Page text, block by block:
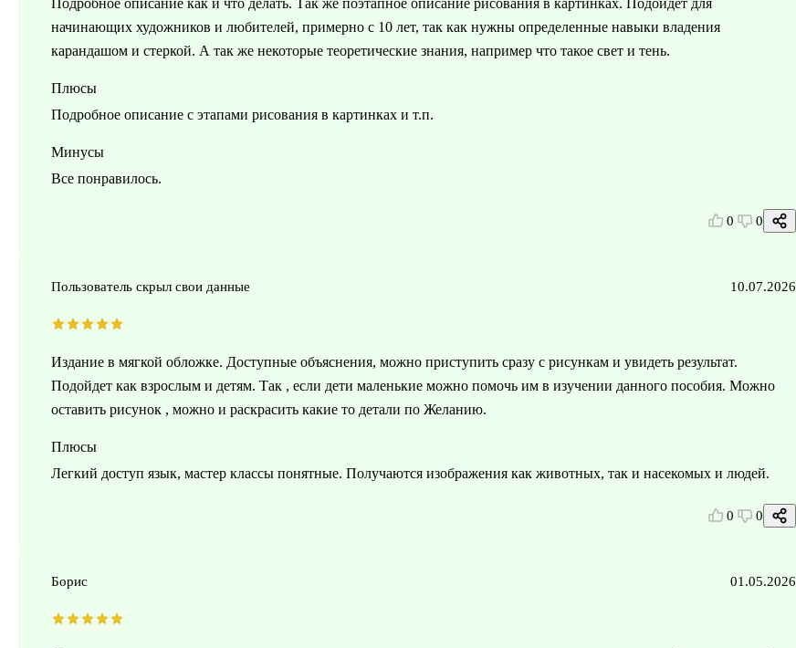
Подробное описание как и что делать. Так же поэтапное описание рисования в картинках. Подойдет для
начинающих художников и любителей, примерно с 10 лет, так как нужны определенные навыки владения
карандашом и стеркой. А так же некоторые теоретические знания, например что такое свет и тень.
Плюсы
Подробное описание с этапами рисования в картинках и т.п.
Минусы
Все понравилось.
0 0
Пользователь скрыл свои данные 10.07.2026
Издание в мягкой обложке. Доступные объяснения, можно приступить сразу с рисункам и увидеть результат.
Подойдет как взрослым и детям. Так , если дети маленькие можно помочь им в изучении данного пособия. Можно
оставить рисунок , можно и раскрасить какие то детали по Желанию.
Плюсы
Легкий доступ язык, мастер классы понятные. Получаются изображения как животных, так и насекомых и людей.
0 0
Борис 01.05.2026